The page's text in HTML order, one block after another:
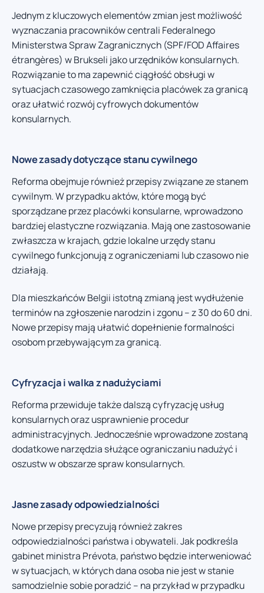
Jednym z kluczowych elementów zmian jest możliwość
wyznaczania pracowników centrali Federalnego
Ministerstwa Spraw Zagranicznych (SPF/FOD Affaires
étrangères) w Brukseli jako urzędników konsularnych.
Rozwiązanie to ma zapewnić ciągłość obsługi w
sytuacjach czasowego zamknięcia placówek za granicą
oraz ułatwić rozwój cyfrowych dokumentów
konsularnych.
Nowe zasady dotyczące stanu cywilnego
Reforma obejmuje również przepisy związane ze stanem
cywilnym. W przypadku aktów, które mogą być
sporządzane przez placówki konsularne, wprowadzono
bardziej elastyczne rozwiązania. Mają one zastosowanie
zwłaszcza w krajach, gdzie lokalne urzędy stanu
cywilnego funkcjonują z ograniczeniami lub czasowo nie
działają.
Dla mieszkańców Belgii istotną zmianą jest wydłużenie
terminów na zgłoszenie narodzin i zgonu – z 30 do 60 dni.
Nowe przepisy mają ułatwić dopełnienie formalności
osobom przebywającym za granicą.
Cyfryzacja i walka z nadużyciami
Reforma przewiduje także dalszą cyfryzację usług
konsularnych oraz usprawnienie procedur
administracyjnych. Jednocześnie wprowadzone zostaną
dodatkowe narzędzia służące ograniczaniu nadużyć i
oszustw w obszarze spraw konsularnych.
Jasne zasady odpowiedzialności
Nowe przepisy precyzują również zakres
odpowiedzialności państwa i obywateli. Jak podkreśla
gabinet ministra Prévota, państwo będzie interweniować
w sytuacjach, w których dana osoba nie jest w stanie
samodzielnie sobie poradzić – na przykład w przypadku